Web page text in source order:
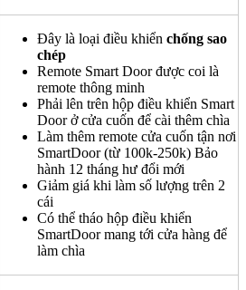
Đây là loại điều khiển chống sao
chép
Remote Smart Door được coi là
remote thông minh
Phải lên trên hộp điều khiển Smart
Door ở cửa cuốn để cài thêm chìa
Làm thêm remote cửa cuốn tận nơi
SmartDoor (từ 100k-250k) Bảo
hành 12 tháng hư đổi mới
Giảm giá khi làm số lượng trên 2
cái
Có thể tháo hộp điều khiển
SmartDoor mang tới cửa hàng để
làm chìa